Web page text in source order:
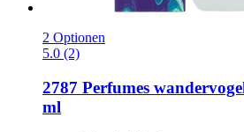
2 Optionen
5.0 (2)
2787 Perfumes
ml